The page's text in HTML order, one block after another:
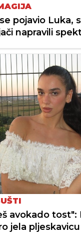
pojavio Luka,
napravili
avokado tost":
jela pljeskavicu